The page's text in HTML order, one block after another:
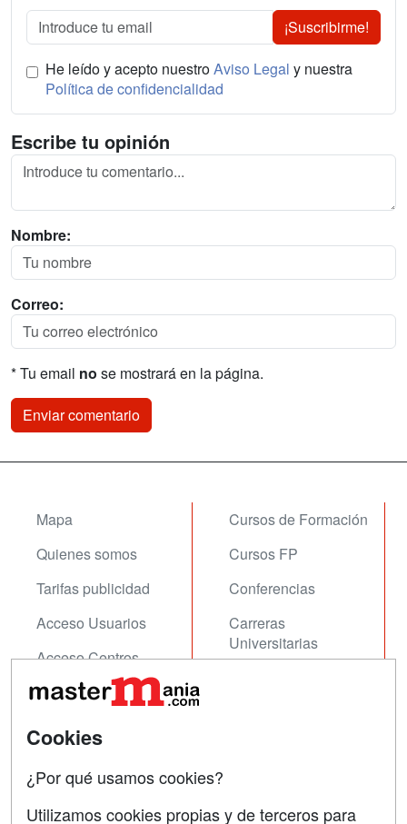
¡Suscribirme!
He leído y acepto nuestroAviso Legal y nuestra
Política de confidencialidad
Escribe tu opinión
Nombre:
Correo:
* Tu email no se mostrará en la página.
Mapa
Quienes somos
Tarifas publicidad
Acceso Usuarios
Acceso Centros
Cursos de Formación
Cursos FP
Conferencias
Carreras
Universitarias
Contactar
Cookies
¿Por qué usamos cookies?
Utilizamos cookies propias y de terceros para